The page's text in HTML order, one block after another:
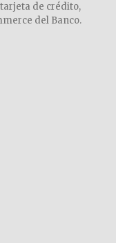
de crédito,
del Banco.